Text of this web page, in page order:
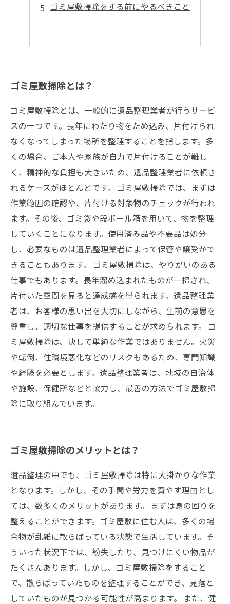
ゴミ屋敷掃除をする前にやるべきこと
ゴミ屋敷掃除とは？
ゴミ屋敷掃除とは、一般的に遺品整理業者が行うサービ
スの一つです。長年にわたり物をため込み、片付けられ
なくなってしまった場所を整理することを指します。多
くの場合、ご本人や家族が自力で片付けることが難し
く、精神的な負担も大きいため、遺品整理業者に依頼さ
れるケースがほとんどです。 ゴミ屋敷掃除では、まずは
作業範囲の確認や、片付ける対象物のチェックが行われ
ます。その後、ゴミ袋や段ボール箱を用いて、物を整理
していくことになります。使用済み品や不要品は処分
し、必要なものは遺品整理業者によって保管や譲受がで
きることもあります。 ゴミ屋敷掃除は、やりがいのある
仕事でもあります。長年溜め込まれたものが一掃され、
片付いた空間を見ると達成感を得られます。遺品整理業
者は、お客様の思い出を大切にしながら、生前の意思を
尊重し、適切な仕事を提供することが求められます。 ゴ
ミ屋敷掃除は、決して単純な作業ではありません。火災
や転倒、住環境悪化などのリスクもあるため、専門知識
や経験を必要とします。遺品整理業者は、地域の自治体
や施設、保健所などと協力し、最善の方法でゴミ屋敷掃
除に取り組んでいます。
ゴミ屋敷掃除のメリットとは？
遺品整理の中でも、ゴミ屋敷掃除は特に大掛かりな作業
となります。しかし、その手間や労力を費やす理由とし
ては、数多くのメリットがあります。 まずは身の回りを
整えることができます。ゴミ屋敷に住む人は、多くの場
合物が乱雑に散らばっている状態で生活しています。そ
ういった状況下では、紛失したり、見つけにくい物品が
たくさんあります。しかし、ゴミ屋敷掃除をすること
で、散らばっていたものを整理することができ、見落と
していたものが見つかる可能性が高まります。 また、健